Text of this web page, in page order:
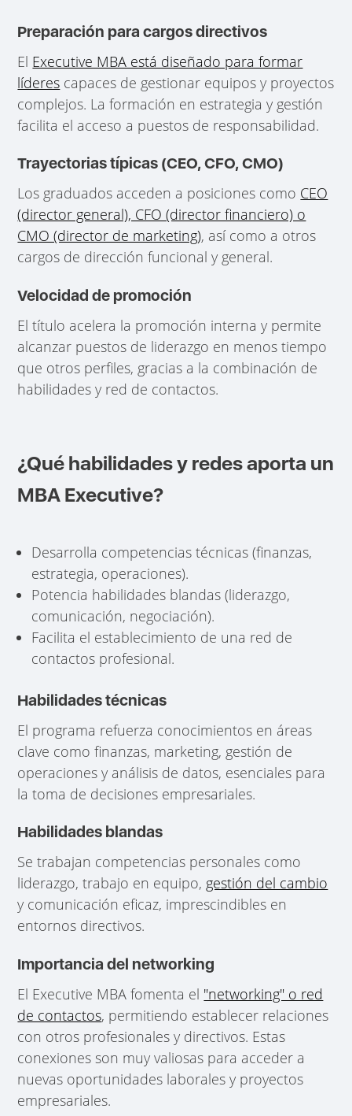
Preparación para cargos directivos
El Executive MBA está diseñado para formar
líderes capaces de gestionar equipos y proyectos
complejos. La formación en estrategia y gestión
facilita el acceso a puestos de responsabilidad.
Trayectorias típicas (CEO, CFO, CMO)
Los graduados acceden a posiciones como CEO
(director general), CFO (director financiero) o
CMO (director de marketing), así como a otros
cargos de dirección funcional y general.
Velocidad de promoción
El título acelera la promoción interna y permite
alcanzar puestos de liderazgo en menos tiempo
que otros perfiles, gracias a la combinación de
habilidades y red de contactos.
¿Qué habilidades y redes aporta un
MBA Executive?
Desarrolla competencias técnicas (finanzas,
estrategia, operaciones).
Potencia habilidades blandas (liderazgo,
comunicación, negociación).
Facilita el establecimiento de una red de
contactos profesional.
Habilidades técnicas
El programa refuerza conocimientos en áreas
clave como finanzas, marketing, gestión de
operaciones y análisis de datos, esenciales para
la toma de decisiones empresariales.
Habilidades blandas
Se trabajan competencias personales como
liderazgo, trabajo en equipo, gestión del cambio
y comunicación eficaz, imprescindibles en
entornos directivos.
Importancia del networking
El Executive MBA fomenta el "networking" o red
de contactos, permitiendo establecer relaciones
con otros profesionales y directivos. Estas
conexiones son muy valiosas para acceder a
nuevas oportunidades laborales y proyectos
empresariales.